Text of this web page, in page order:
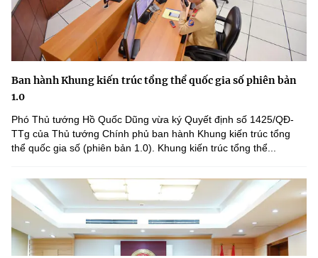
Ban hành Khung kiến trúc tổng thể quốc gia số phiên bản
1.0
Phó Thủ tướng Hồ Quốc Dũng vừa ký Quyết định số 1425/QĐ-
TTg của Thủ tướng Chính phủ ban hành Khung kiến trúc tổng
thể quốc gia số (phiên bản 1.0). Khung kiến trúc tổng thể...